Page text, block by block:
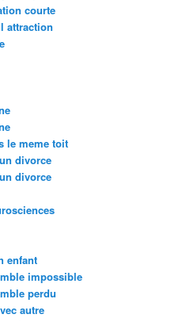
courte
attraction
le meme toit
divorce
divorce
enfant
impossible
perdu
autre